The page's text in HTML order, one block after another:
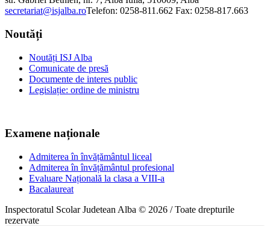
secretariat@isjalba.roTelefon: 0258-811.662 Fax: 0258-817.663
Noutăți
Noutăți ISJ Alba
Comunicate de presă
Documente de interes public
Legislație: ordine de ministru
Examene naționale
Admiterea în învățământul liceal
Admiterea în învățământul profesional
Evaluare Națională la clasa a VIII-a
Bacalaureat
Inspectoratul Scolar Judetean Alba © 2026 / Toate drepturile
rezervate